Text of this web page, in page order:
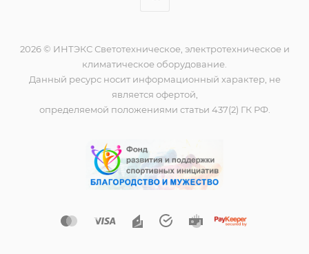
2026 © ИНТЭКС Светотехническое, электротехническое и
климатическое оборудование.
Данный ресурс носит информационный характер, не
является офертой,
определяемой положениями статьи 437(2) ГК РФ.